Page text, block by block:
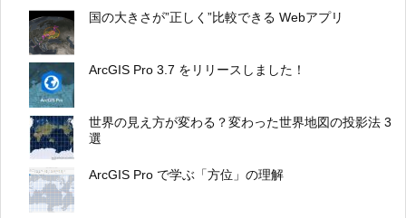
国の大きさが”正しく”比較できる Webアプリ
ArcGIS Pro 3.7 をリリースしました！
世界の見え方が変わる？変わった世界地図の投影法 3
選
ArcGIS Pro で学ぶ「方位」の理解